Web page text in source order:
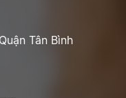
Tân Bình